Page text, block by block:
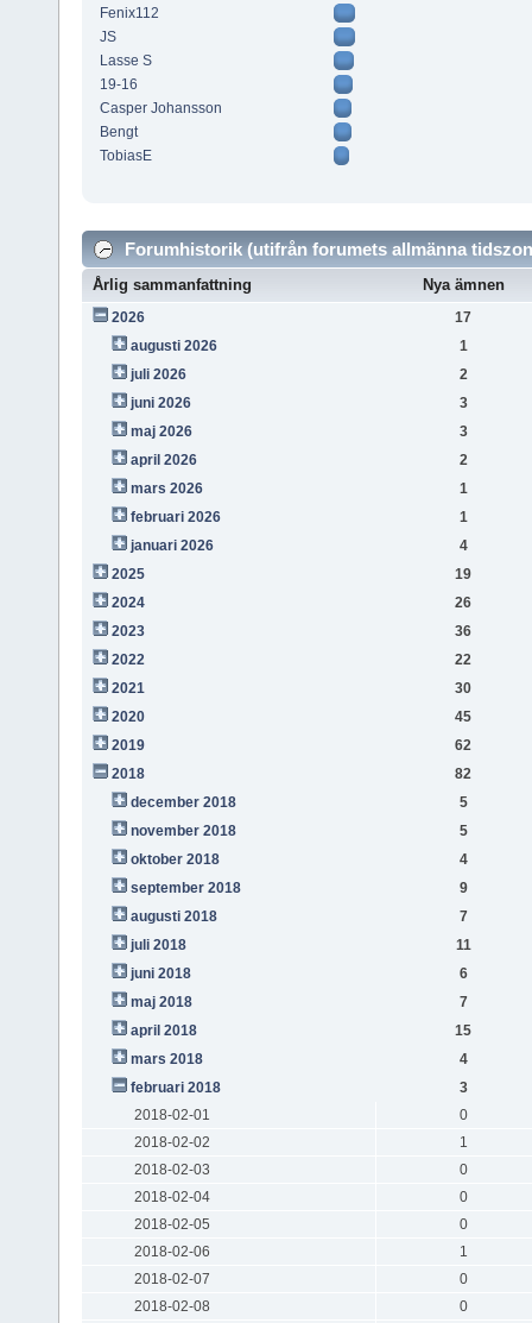
Fenix112
JS
Lasse S
19-16
Casper Johansson
Bengt
TobiasE
Forumhistorik (utifrån forumets allmänna
Årlig sammanfattning Nya ämnen
2026
17
augusti 2026
1
juli 2026
2
juni 2026
3
maj 2026
3
april 2026
2
mars 2026
1
februari 2026
1
januari 2026
4
2025
19
2024
26
2023
36
2022
22
2021
30
2020
45
2019
62
2018
82
december 2018
5
november 2018
5
oktober 2018
4
september 2018
9
augusti 2018
7
juli 2018
11
juni 2018
6
maj 2018
7
april 2018
15
mars 2018
4
februari 2018
3
2018-02-01
0
2018-02-02
1
2018-02-03
0
2018-02-04
0
2018-02-05
0
2018-02-06
1
2018-02-07
0
2018-02-08
0